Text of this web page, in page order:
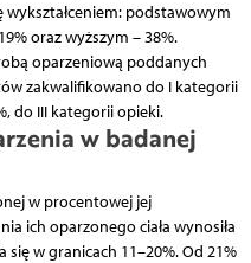
wykształceniem: podstawowym
oraz wyższym – 38%.
oparzeniową poddanych
zakwalifikowano do I kategorii
do III kategorii opieki.
w badanej
w procentowej jej
ich oparzonego ciała wynosiła
się w granicach 11–20%. Od 21%